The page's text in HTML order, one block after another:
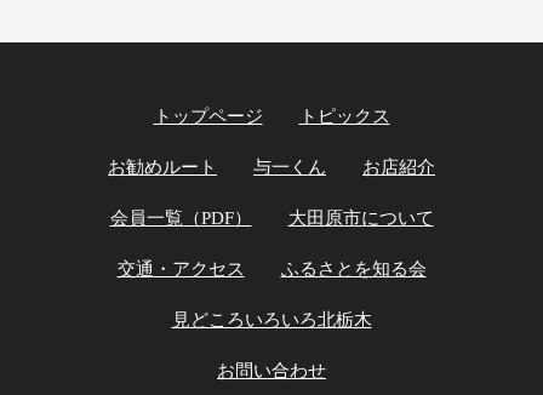
トップページ トピックス
お勧めルート 与一くん お店紹介
会員一覧（PDF） 大田原市について
交通・アクセス ふるさとを知る会
見どころいろいろ北栃木
お問い合わせ